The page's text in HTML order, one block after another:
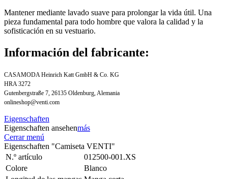
Mantener mediante lavado suave para prolongar la vida útil. Una
pieza fundamental para todo hombre que valora la calidad y la
sofisticación en su vestuario.
Información del fabricante:
CASAMODA Heinrich Katt GmbH & Co. KG
HRA 3272
Gutenbergstraße 7, 26135 Oldenburg, Alemania
onlineshop@venti.com
Eigenschaften
Eigenschaften ansehenmás
Cerrar menú
Eigenschaften "Camiseta VENTI"
N.º artículo
012500-001.XS
Colore
Blanco